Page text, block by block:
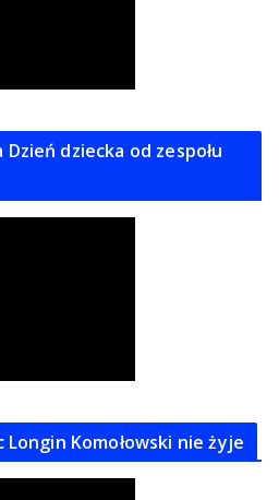
dziecka od zespołu
Komołowski nie żyje